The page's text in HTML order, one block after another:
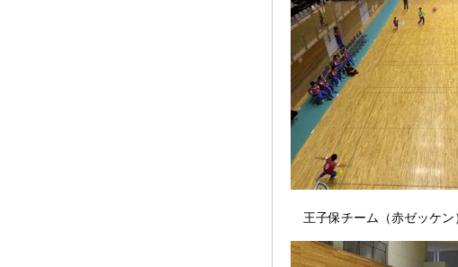
王子保チーム（赤ゼッケン